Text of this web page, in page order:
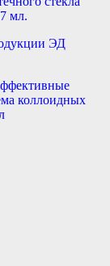
мл.
ЭД
коллоидных